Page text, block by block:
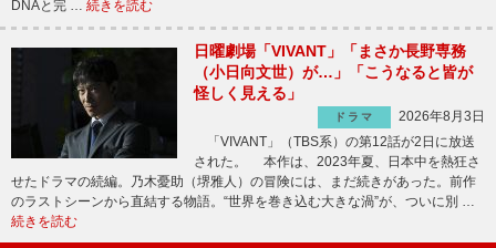
DNAと完 … 続きを読む
日曜劇場「VIVANT」「まさか長野専務
（小日向文世）が…」「こうなると皆が
怪しく見える」
ドラマ
2026年8月3日
「VIVANT」（TBS系）の第12話が2日に放送
された。 本作は、2023年夏、日本中を熱狂さ
せたドラマの続編。乃木憂助（堺雅人）の冒険には、まだ続きがあった。前作
のラストシーンから直結する物語。“世界を巻き込む大きな渦”が、ついに別 …
続きを読む